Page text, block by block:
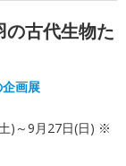
の古代生物た
画展
)～9月27日(日) ※